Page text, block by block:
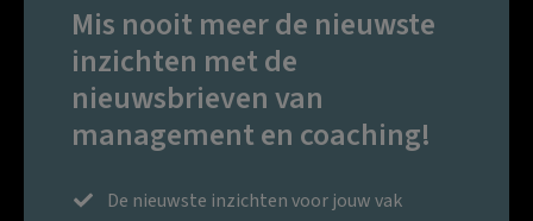
Mis nooit meer de nieuwste
inzichten met de
nieuwsbrieven van
management en coaching!
De nieuwste inzichten voor jouw vak